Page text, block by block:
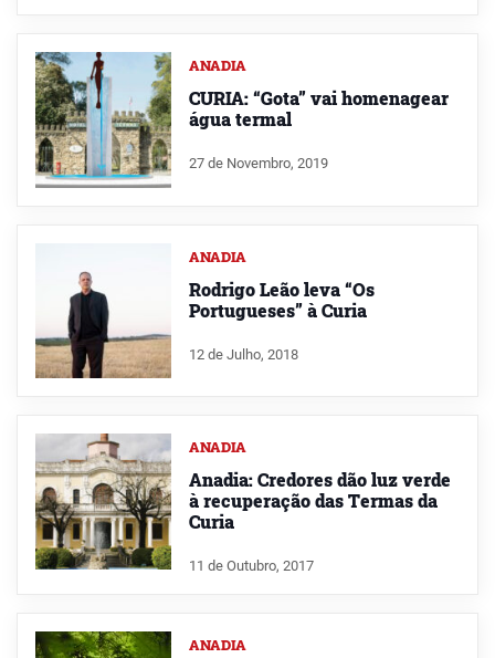
ANADIA
CURIA: “Gota” vai homenagear
água termal
27 de Novembro, 2019
ANADIA
Rodrigo Leão leva “Os
Portugueses” à Curia
12 de Julho, 2018
ANADIA
Anadia: Credores dão luz verde
à recuperação das Termas da
Curia
11 de Outubro, 2017
ANADIA